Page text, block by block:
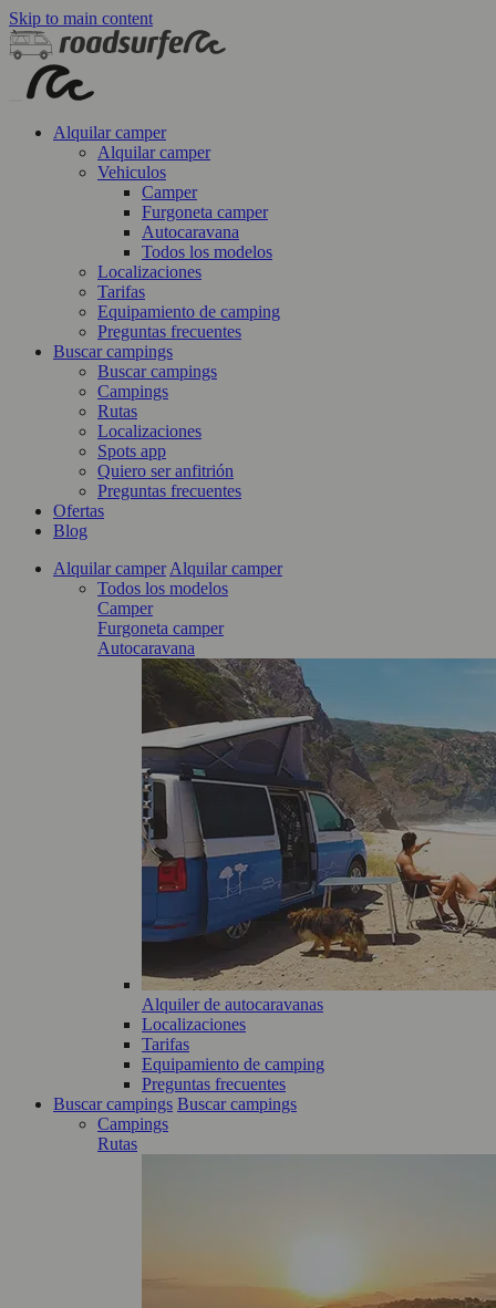
Skip to main content
Alquilar camper
Alquilar camper
Vehiculos
Camper
Furgoneta camper
Autocaravana
Todos los modelos
Localizaciones
Tarifas
Equipamiento de camping
Preguntas frecuentes
Buscar campings
Buscar campings
Campings
Rutas
Localizaciones
Spots app
Quiero ser anfitrión
Preguntas frecuentes
Ofertas
Blog
Alquilar camper Alquilar camper
Todos los modelos
Camper
Furgoneta camper
Autocaravana
Alquiler de autocaravanas
Localizaciones
Tarifas
Equipamiento de camping
Preguntas frecuentes
Buscar campings Buscar campings
Campings
Rutas